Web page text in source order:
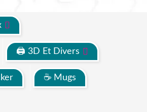
🖨 3D Et Divers
☕ Mugs